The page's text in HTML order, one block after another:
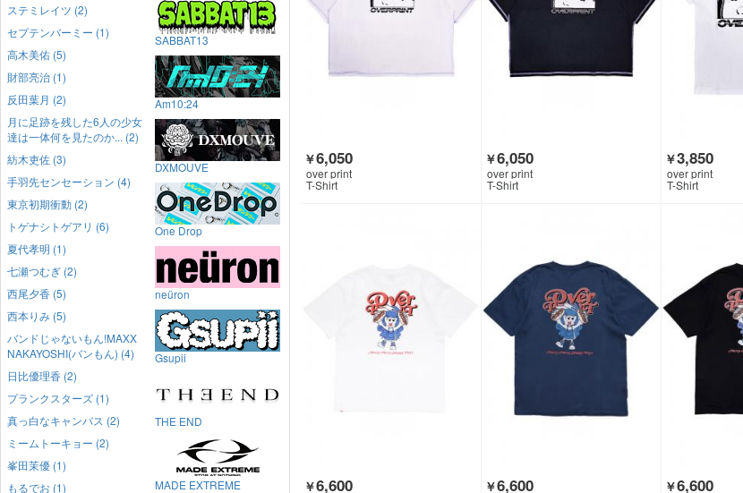
￥6,050
over print
T-Shirt
￥6,050
over print
T-Shirt
￥3,850
over print
T-Shirt
￥6,600 ￥6,600 ￥6,600
ステミレイツ (2)
セプテンバーミー (1)
高木美佑 (5)
財部亮治 (1)
反田葉月 (2)
月に足跡を残した6人の少女
達は一体何を見たのか... (2)
紡木吏佐 (3)
手羽先センセーション (4)
東京初期衝動 (2)
トゲナシトゲアリ (6)
夏代孝明 (1)
七瀬つむぎ (2)
西尾夕香 (5)
西本りみ (5)
バンドじゃないもん!MAXX
NAKAYOSHI(バンもん) (4)
日比優理香 (2)
プランクスターズ (1)
真っ白なキャンバス (2)
ミームトーキョー (2)
峯田茉優 (1)
もるでお (1)
SABBAT13
Am10:24
DXMOUVE
One Drop
neüron
Gsupii
THE END
MADE EXTREME